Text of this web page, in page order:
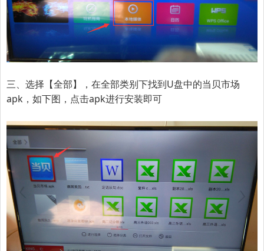
三、选择【全部】，在全部类别下找到U盘中的当贝市场
apk，如下图，点击apk进行安装即可